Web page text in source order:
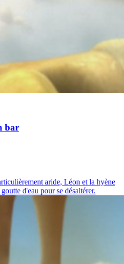
bar
aride, Léon et la hyène
d'eau pour se désaltérer.